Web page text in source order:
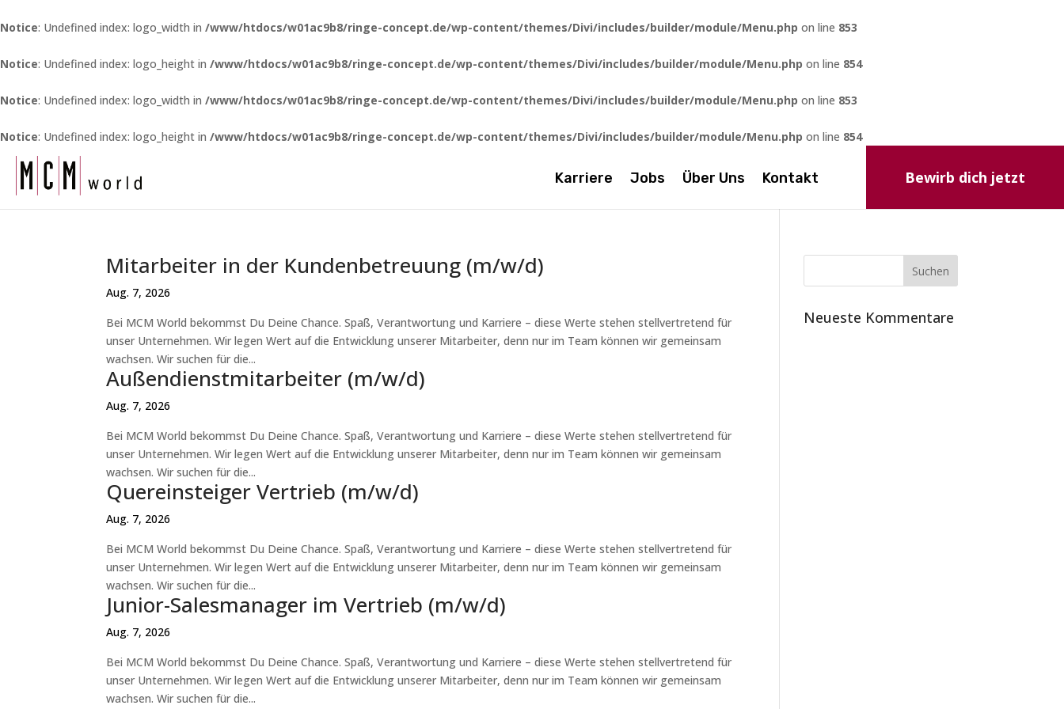
Notice: Undefined index: logo_width in /www/htdocs/w01ac9b8/ringe-concept.de/wp-content/themes/Divi/includes/builder/module/Menu.php on line 853
Notice: Undefined index: logo_height in /www/htdocs/w01ac9b8/ringe-concept.de/wp-content/themes/Divi/includes/builder/module/Menu.php on line 854
Notice: Undefined index: logo_width in /www/htdocs/w01ac9b8/ringe-concept.de/wp-content/themes/Divi/includes/builder/module/Menu.php on line 853
Notice: Undefined index: logo_height in /www/htdocs/w01ac9b8/ringe-concept.de/wp-content/themes/Divi/includes/builder/module/Menu.php on line 854
Karriere Jobs Über Uns Kontakt Bewirb dich jetzt
Mitarbeiter in der Kundenbetreuung (m/w/d)
Aug. 7, 2026
Bei MCM World bekommst Du Deine Chance. Spaß, Verantwortung und Karriere – diese Werte stehen stellvertretend für
unser Unternehmen. Wir legen Wert auf die Entwicklung unserer Mitarbeiter, denn nur im Team können wir gemeinsam
wachsen. Wir suchen für die...
Außendienstmitarbeiter (m/w/d)
Aug. 7, 2026
Bei MCM World bekommst Du Deine Chance. Spaß, Verantwortung und Karriere – diese Werte stehen stellvertretend für
unser Unternehmen. Wir legen Wert auf die Entwicklung unserer Mitarbeiter, denn nur im Team können wir gemeinsam
wachsen. Wir suchen für die...
Quereinsteiger Vertrieb (m/w/d)
Aug. 7, 2026
Bei MCM World bekommst Du Deine Chance. Spaß, Verantwortung und Karriere – diese Werte stehen stellvertretend für
unser Unternehmen. Wir legen Wert auf die Entwicklung unserer Mitarbeiter, denn nur im Team können wir gemeinsam
wachsen. Wir suchen für die...
Junior-Salesmanager im Vertrieb (m/w/d)
Aug. 7, 2026
Bei MCM World bekommst Du Deine Chance. Spaß, Verantwortung und Karriere – diese Werte stehen stellvertretend für
unser Unternehmen. Wir legen Wert auf die Entwicklung unserer Mitarbeiter, denn nur im Team können wir gemeinsam
wachsen. Wir suchen für die...
Neueste Kommentare